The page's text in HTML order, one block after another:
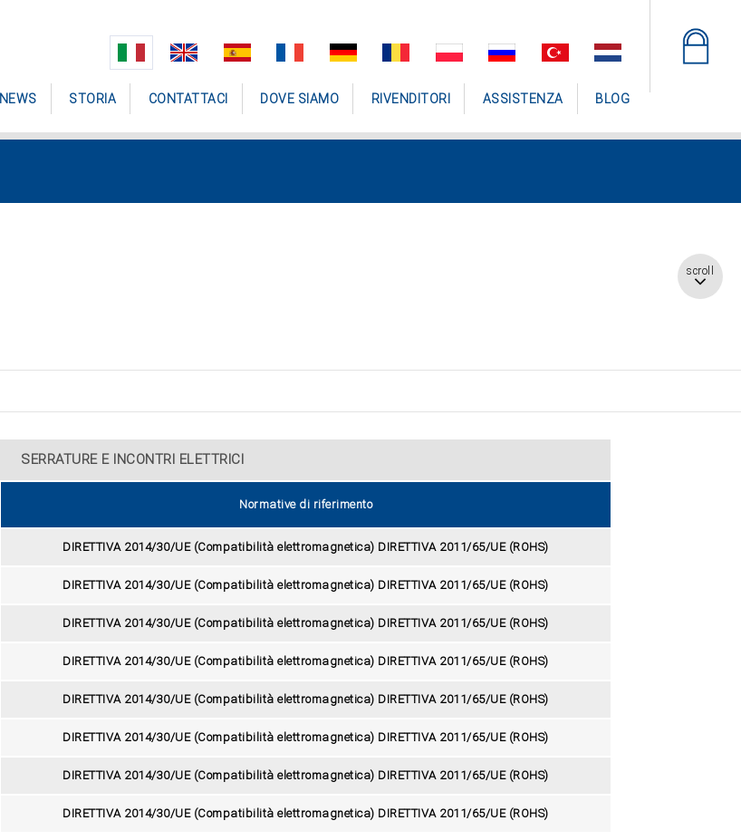
scroll
NEWS STORIA CONTATTACI DOVE SIAMO RIVENDITORI ASSISTENZA BLOG
SERRATURE E INCONTRI ELETTRICI
Normative di riferimento
DIRETTIVA 2014/30/UE (Compatibilità elettromagnetica) DIRETTIVA 2011/65/UE (ROHS)
DIRETTIVA 2014/30/UE (Compatibilità elettromagnetica) DIRETTIVA 2011/65/UE (ROHS)
DIRETTIVA 2014/30/UE (Compatibilità elettromagnetica) DIRETTIVA 2011/65/UE (ROHS)
DIRETTIVA 2014/30/UE (Compatibilità elettromagnetica) DIRETTIVA 2011/65/UE (ROHS)
DIRETTIVA 2014/30/UE (Compatibilità elettromagnetica) DIRETTIVA 2011/65/UE (ROHS)
DIRETTIVA 2014/30/UE (Compatibilità elettromagnetica) DIRETTIVA 2011/65/UE (ROHS)
DIRETTIVA 2014/30/UE (Compatibilità elettromagnetica) DIRETTIVA 2011/65/UE (ROHS)
DIRETTIVA 2014/30/UE (Compatibilità elettromagnetica) DIRETTIVA 2011/65/UE (ROHS)